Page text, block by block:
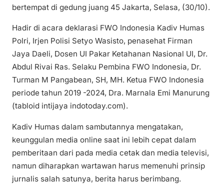
bertempat di gedung juang 45 Jakarta, Selasa, (30/10).
Hadir di acara deklarasi FWO Indonesia Kadiv Humas
Polri, Irjen Polisi Setyo Wasisto, penasehat Firman
Jaya Daeli, Dosen UI Pakar Ketahanan Nasional UI, Dr.
Abdul Rivai Ras. Selaku Pembina FWO Indonesia, Dr.
Turman M Pangabean, SH, MH. Ketua FWO Indonesia
periode tahun 2019 -2024, Dra. Marnala Emi Manurung
(tabloid intijaya indotoday.com).
Kadiv Humas dalam sambutannya mengatakan,
keunggulan media online saat ini lebih cepat dalam
pemberitaan dari pada media cetak dan media televisi,
namun diharapkan wartawan harus memenuhi prinsip
jurnalis salah satunya, berita harus berimbang.